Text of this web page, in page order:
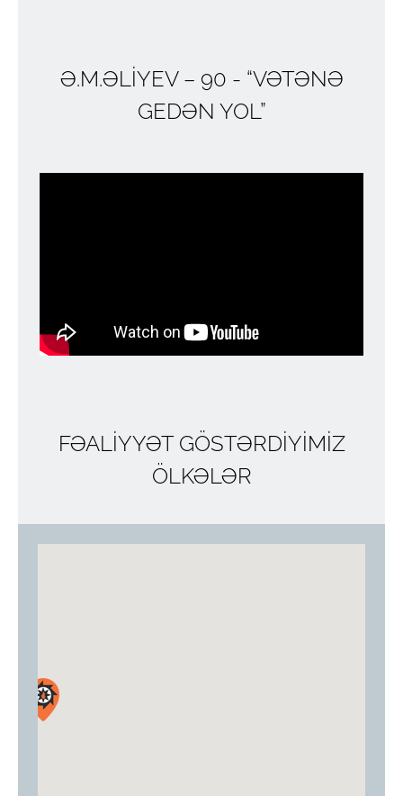
Ə.M.ƏLİYEV – 90 - “VƏTƏNƏ
GEDƏN YOL”
FƏALİYYƏT GÖSTƏRDİYİMİZ
ÖLKƏLƏR